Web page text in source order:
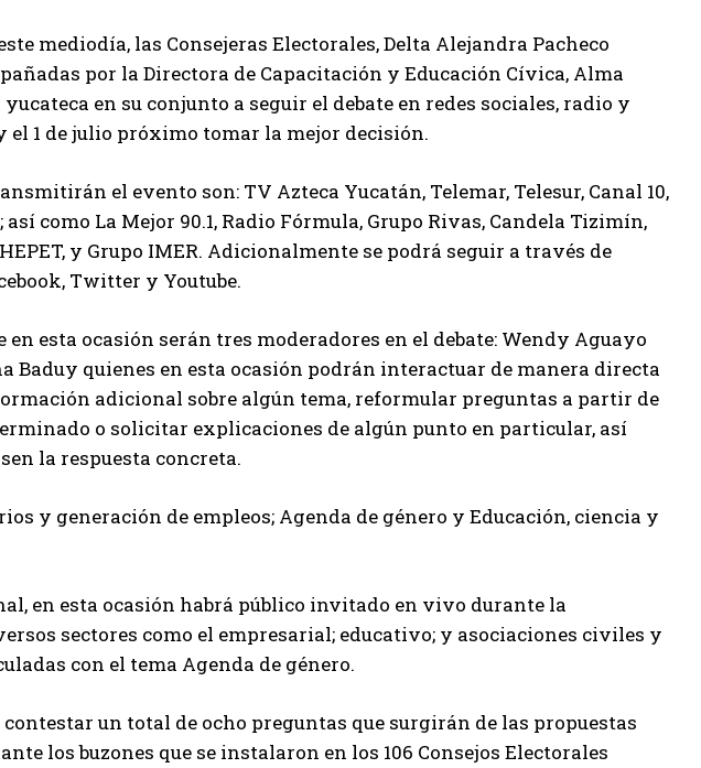
mediodía, las Consejeras Electorales, Delta Alejandra Pacheco
por la Directora de Capacitación y Educación Cívica, Alma
en su conjunto a seguir el debate en redes sociales, radio y
1 de julio próximo tomar la mejor decisión.
el evento son: TV Azteca Yucatán, Telemar, Telesur, Canal 10,
como La Mejor 90.1, Radio Fórmula, Grupo Rivas, Candela Tizimín,
y Grupo IMER. Adicionalmente se podrá seguir a través de
Twitter y Youtube.
esta ocasión serán tres moderadores en el debate: Wendy Aguayo
Baduy quienes en esta ocasión podrán interactuar de manera directa
adicional sobre algún tema, reformular preguntas a partir de
o solicitar explicaciones de algún punto en particular, así
la respuesta concreta.
y generación de empleos; Agenda de género y Educación, ciencia y
en esta ocasión habrá público invitado en vivo durante la
sectores como el empresarial; educativo; y asociaciones civiles y
con el tema Agenda de género.
un total de ocho preguntas que surgirán de las propuestas
los buzones que se instalaron en los 106 Consejos Electorales